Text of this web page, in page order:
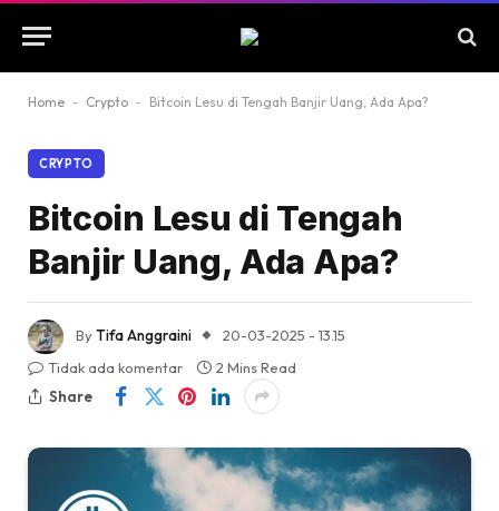
Home - Crypto - Bitcoin Lesu di Tengah Banjir Uang, Ada Apa?
CRYPTO
Bitcoin Lesu di Tengah
Banjir Uang, Ada Apa?
ByTifa Anggraini
20-03-2025 - 13.15
Tidak ada komentar
2 Mins Read
Share